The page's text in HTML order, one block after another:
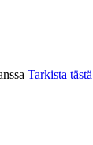
Tarkista tästä